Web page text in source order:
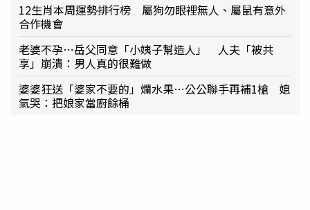
12生肖本周運勢排行榜 屬狗勿眼裡無人、屬鼠有意外
合作機會
老婆不孕⋯岳父同意「小姨子幫造人」 人夫「被共
享」崩潰：男人真的很難做
婆婆狂送「婆家不要的」爛水果⋯公公聯手再補1槍 媳
氣哭：把娘家當廚餘桶